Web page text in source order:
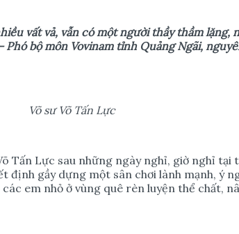
vất vả, vẫn có một người thầy thầm
bộ môn Vovinam tỉnh Quảng Ngãi,
Võ sư Võ Tấn Lực
Tấn Lực sau những ngày nghỉ, giờ nghỉ
định gầy dựng một sân chơi lành mạnh, ý
em nhỏ ở vùng quê rèn luyện thể chất,